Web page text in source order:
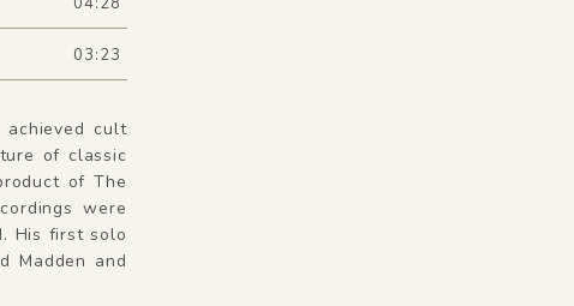
03:23
achieved cult
of classic
of The
were
His first solo
Madden and